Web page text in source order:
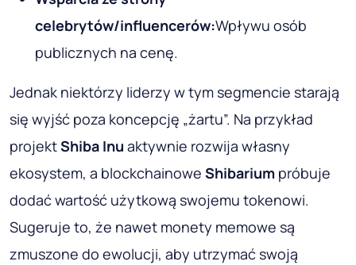
celebrytów/influencerów:Wpływu osób
publicznych na cenę.
Jednak niektórzy liderzy w tym segmencie starają
się wyjść poza koncepcję „żartu”. Na przykład
projektShiba Inu aktywnie rozwija własny
ekosystem, a blockchainowe Shibarium próbuje
dodać wartość użytkową swojemu tokenowi.
Sugeruje to, że nawet monety memowe są
zmuszone do ewolucji, aby utrzymać swoją